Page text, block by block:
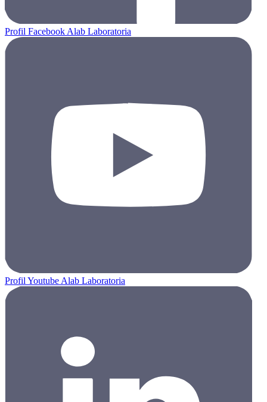
Profil Facebook Alab Laboratoria
Profil Youtube Alab Laboratoria